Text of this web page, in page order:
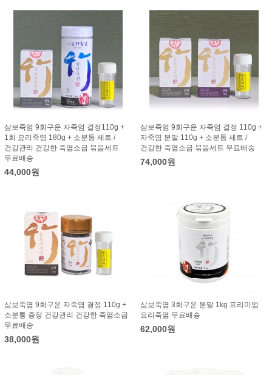
삼보죽염 9회구운 자죽염 결정110g +
1회 요리죽염 180g + 소분통 세트 /
건강관리 건강한 죽염소금 묶음세트
무료배송
44,000원
삼보죽염 9회구운 자죽염 결정 110g +
자죽염 분말 110g + 소분통 세트 /
건강한 죽염소금 묶음세트 무료배송
74,000원
삼보죽염 9회구운 자죽염 결정 110g +
소분통 증정 건강관리 건강한 죽염소금
무료배송
38,000원
삼보죽염 3회구운 분말 1kg 프리미엄
요리죽염 무료배송
62,000원